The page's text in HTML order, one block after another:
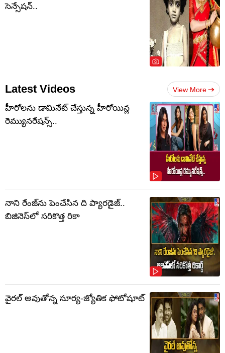
సెన్సేషన్..
Latest Videos View More
హీరోలను డామినేట్ చేస్తున్న హీరోయిన్ల
రెమ్యునరేషన్స్..
నాని రేంజ్‌ను పెంచేసిన ది ప్యారడైజ్..
బిజినెస్‌లో సరికొత్త రికా
వైరల్ అవుతోన్న సూర్య-జ్యోతిక ఫోటోషూట్